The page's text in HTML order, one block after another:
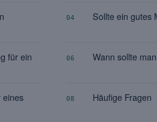
04 Sollte ein gutes
für ein
06 Wann sollte
eines
08 Häufige Fragen